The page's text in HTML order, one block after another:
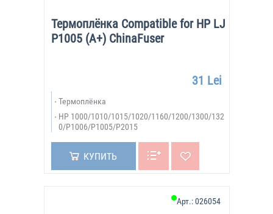
Термоплёнка Compatible for HP LJ
P1005 (A+) ChinaFuser
31 Lei
Термоплёнка
HP 1000/1010/1015/1020/1160/1200/1300/132
0/P1006/P1005/P2015
КУПИТЬ
Арт.:026054